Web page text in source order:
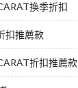
換季折扣
扣推薦款
折扣推薦款